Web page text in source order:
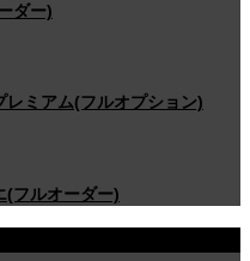
ダー)
レミアム(フルオプション)
(フルオーダー)